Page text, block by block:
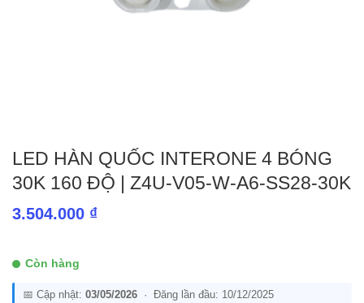
LED HÀN QUỐC INTERONE 4 BÓNG
30K 160 ĐỘ | Z4U-V05-W-A6-SS28-30K
3.504.000 ₫
Còn hàng
📅 Cập nhật: 03/05/2026 · Đăng lần đầu: 10/12/2025